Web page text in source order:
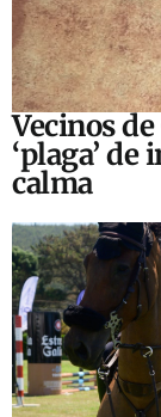
Vecinos
‘plaga’
calma